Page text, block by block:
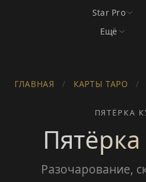
Star Pro
Ещё
ГЛАВНАЯ / КАРТЫ ТАРО /
ПЯТЁРКА
Разочарование,